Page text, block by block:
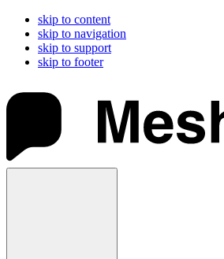
skip to content
skip to navigation
skip to support
skip to footer